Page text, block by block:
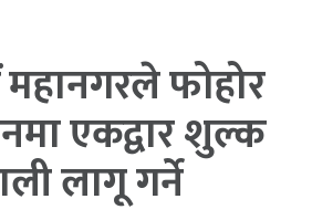
फोहोर
एकद्वार शुल्क
लागू गर्ने